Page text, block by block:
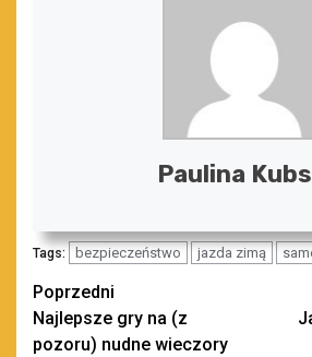
Paulina
Tags: bezpieczeństwo jazda zimą
Zobacz
wpisy
Poprzedni
Najlepsze gry na (z
pozoru) nudne wieczory